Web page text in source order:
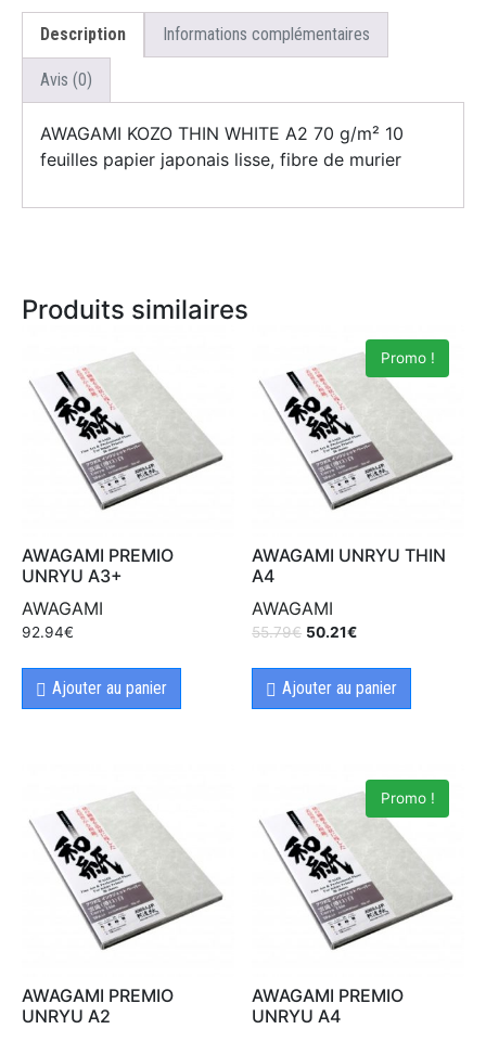
Description Informations complémentaires
Avis (0)
AWAGAMI KOZO THIN WHITE A2 70 g/m² 10
feuilles papier japonais lisse, fibre de murier
Produits similaires
AWAGAMI PREMIO
UNRYU A3+
AWAGAMI
92.94€
Ajouter au panier
Promo !
AWAGAMI UNRYU THIN
A4
AWAGAMI
55.79€ 50.21€
Ajouter au panier
AWAGAMI PREMIO
UNRYU A2
Promo !
AWAGAMI PREMIO
UNRYU A4